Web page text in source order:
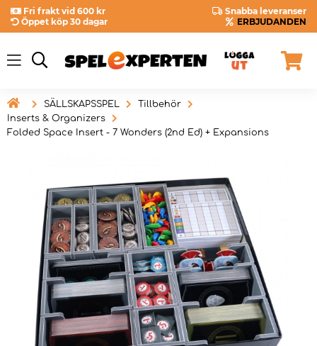
Fri frakt vid 600 kr
Snabba leveranser
Öppet köp 30 dagar
ERBJUDANDEN
 SÄLLSKAPSSPEL
Tillbehör
Inserts & Organizers
Folded Space Insert - 7 Wonders (2nd Ed) + Expansions